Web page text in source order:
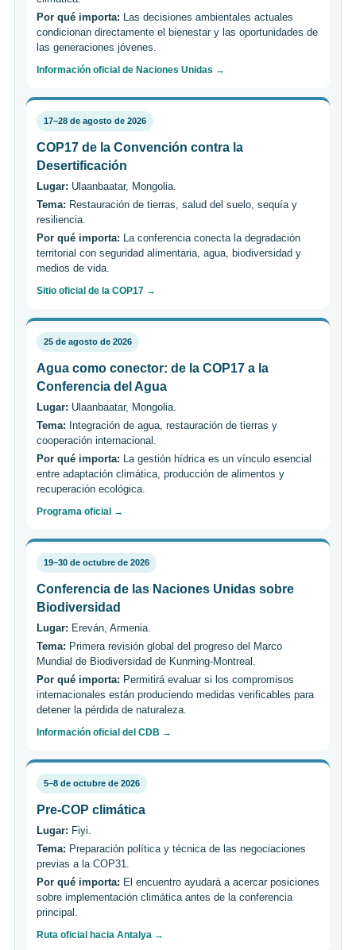
Por qué importa: Las decisiones ambientales actuales
condicionan directamente el bienestar y las oportunidades de
las generaciones jóvenes.
Información oficial de Naciones Unidas →
17–28 de agosto de 2026
COP17 de la Convención contra la
Desertificación
Lugar: Ulaanbaatar, Mongolia.
Tema: Restauración de tierras, salud del suelo, sequía y
resiliencia.
Por qué importa: La conferencia conecta la degradación
territorial con seguridad alimentaria, agua, biodiversidad y
medios de vida.
Sitio oficial de la COP17 →
25 de agosto de 2026
Agua como conector: de la COP17 a la
Conferencia del Agua
Lugar: Ulaanbaatar, Mongolia.
Tema: Integración de agua, restauración de tierras y
cooperación internacional.
Por qué importa: La gestión hídrica es un vínculo esencial
entre adaptación climática, producción de alimentos y
recuperación ecológica.
Programa oficial →
19–30 de octubre de 2026
Conferencia de las Naciones Unidas sobre
Biodiversidad
Lugar: Ereván, Armenia.
Tema: Primera revisión global del progreso del Marco
Mundial de Biodiversidad de Kunming-Montreal.
Por qué importa: Permitirá evaluar si los compromisos
internacionales están produciendo medidas verificables para
detener la pérdida de naturaleza.
Información oficial del CDB →
5–8 de octubre de 2026
Pre-COP climática
Lugar: Fiyi.
Tema: Preparación política y técnica de las negociaciones
previas a la COP31.
Por qué importa: El encuentro ayudará a acercar posiciones
sobre implementación climática antes de la conferencia
principal.
Ruta oficial hacia Antalya →